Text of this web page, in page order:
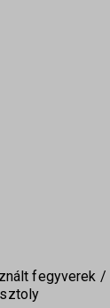
fegyverek